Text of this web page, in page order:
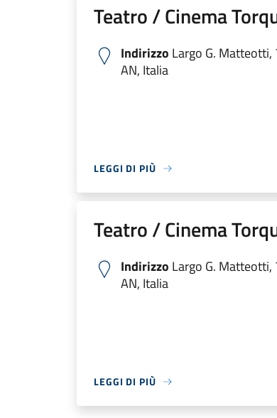
Teatro / Cinema
Indirizzo Largo G.
AN, Italia
LEGGI DI PIÙ
Teatro / Cinema
Indirizzo Largo G.
AN, Italia
LEGGI DI PIÙ